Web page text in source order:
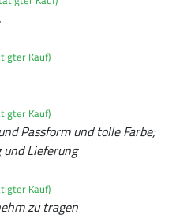
Kauf)
Kauf)
Passform und tolle Farbe;
Lieferung
Kauf)
zu tragen